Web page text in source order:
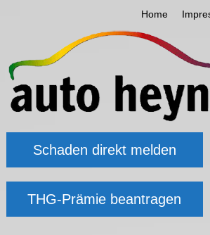
Home
Schaden direkt melden
THG-Prämie beantragen